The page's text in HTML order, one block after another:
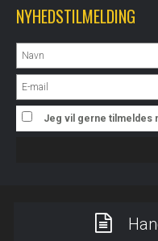
NYHEDSTILMELDING
Jeg vil gerne tilmeldes